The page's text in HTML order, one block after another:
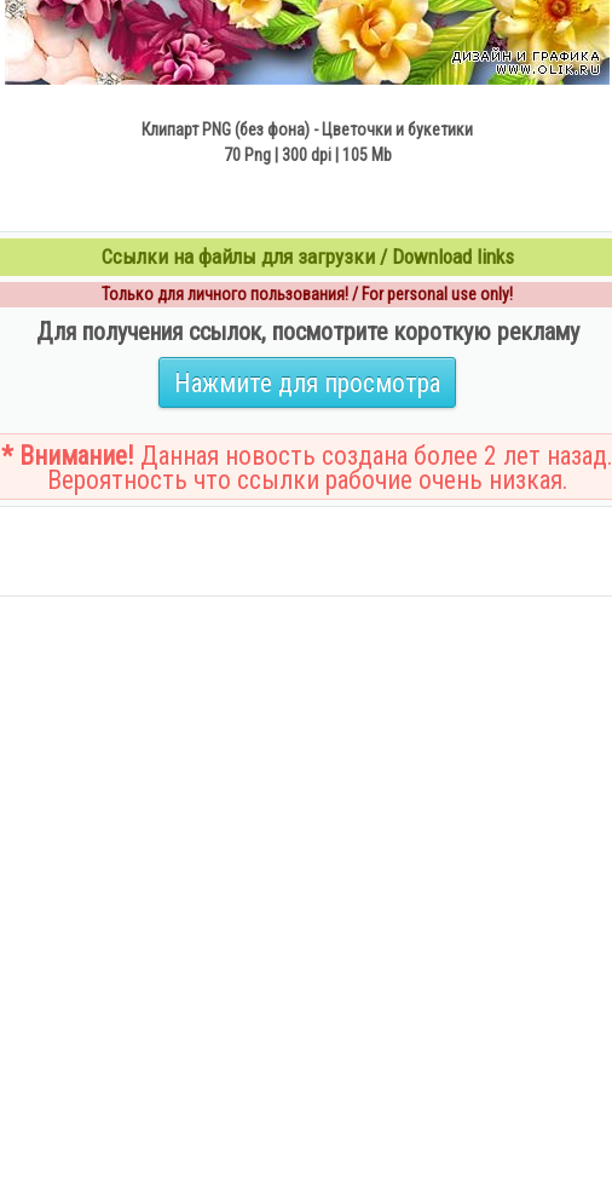
Клипарт PNG (без фона) - Цветочки и букетики
70 Png | 300 dpi | 105 Mb
Ссылки на файлы для загрузки / Download links
Только для личного пользования! / For personal use only!
Для получения ссылок, посмотрите короткую рекламу
Нажмите для просмотра
* Внимание! Данная новость создана более 2 лет назад.
Вероятность что ссылки рабочие очень низкая.